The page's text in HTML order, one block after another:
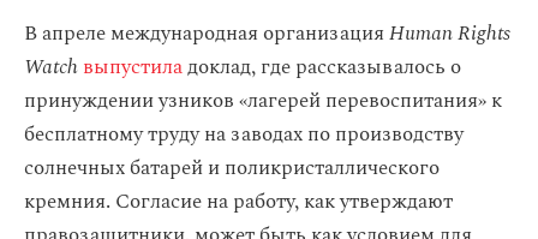
В апреле международная организацияHuman Rights
Watchвыпустиладоклад, где рассказывалось о
принуждении узников «лагерей перевоспитания» к
бесплатному труду на заводах по производству
солнечных батарей и поликристаллического
кремния. Согласие на работу, как утверждают